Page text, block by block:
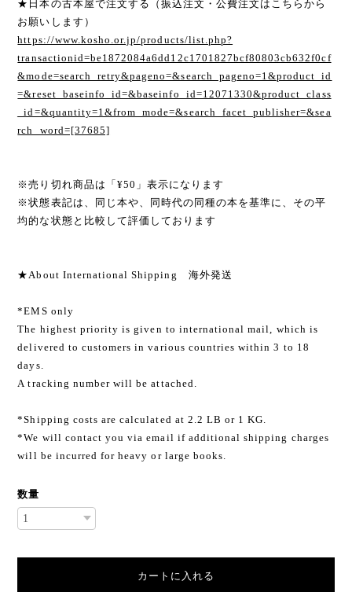
★日本の古本屋で注文する（振込注文・公費注文はこちらから
お願いします）
https://www.kosho.or.jp/products/list.php?
transactionid=be1872084a6dd12c1701827bcf80803cb632f0cf
&mode=search_retry&pageno=&search_pageno=1&product_id
=&reset_baseinfo_id=&baseinfo_id=12071330&product_class
_id=&quantity=1&from_mode=&search_facet_publisher=&sea
rch_word=[37685]
※売り切れ商品は「¥50」表示になります
※状態表記は、同じ本や、同時代の同種の本を基準に、その平
均的な状態と比較して評価しております
★About International Shipping 海外発送
*EMS only
The highest priority is given to international mail, which is
delivered to customers in various countries within 3 to 18
days.
A tracking number will be attached.
*Shipping costs are calculated at 2.2 LB or 1 KG.
*We will contact you via email if additional shipping charges
will be incurred for heavy or large books.
数量
カートに入れる